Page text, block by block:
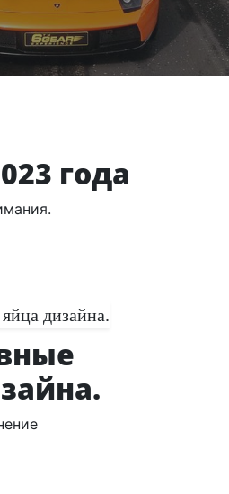
года